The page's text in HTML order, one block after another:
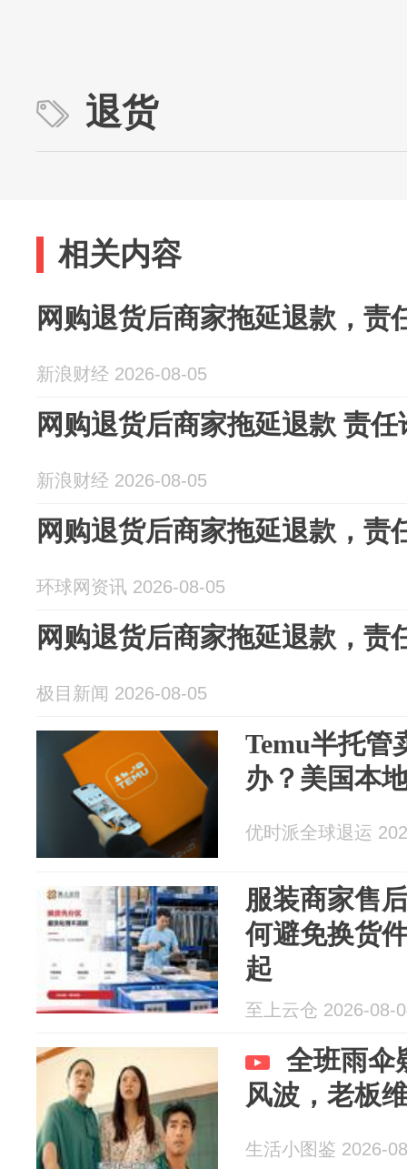
退货
相关内容
网购退货后商家拖延退款，责
新浪财经 2026-08-05
网购退货后商家拖延退款 责
新浪财经 2026-08-05
网购退货后商家拖延退款，责
环球网资讯 2026-08-05
网购退货后商家拖延退款，责
极目新闻 2026-08-05
Temu半托管
办？美国本
优时派全球退运
服装商家售
何避免换货
起
至上云仓 2026-08-
全班雨伞
风波，老板
生活小图鉴 2026-